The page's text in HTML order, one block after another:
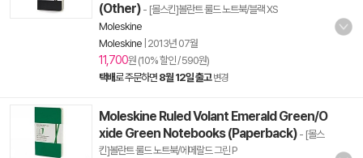
(Other) - [몰스킨]볼란트 룰드 노트북/블랙 XS
Moleskine
Moleskine 2013년 07월
11,700원 (10% 할인 / 590원)
택배로 주문하면 8월 12일 출고 변경
Moleskine Ruled Volant Emerald Green/O
xide Green Notebooks (Paperback) - [몰스
킨]볼란트 룰드 노트북/에메랄드 그린 P